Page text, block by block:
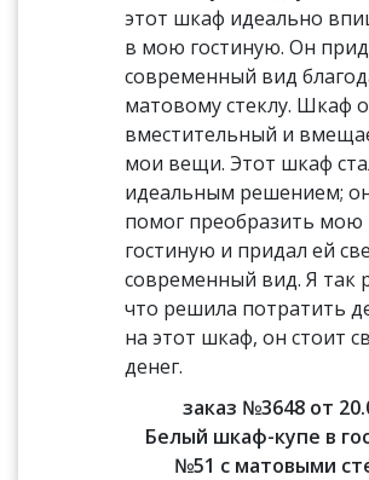
этот шкаф идеально
в мою гостиную. Он
современный вид
матовому стеклу. Шкаф
вместительный и
мои вещи. Этот шкаф
идеальным решением;
помог преобразить мою
гостиную и придал ей
современный вид. Я так
что решила потратить
на этот шкаф, он стоит
денег.
заказ №3648 от
Белый шкаф-купе в
№51 с матовыми